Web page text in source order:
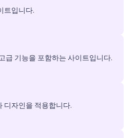
트입니다.
급 기능을 포함하는 사이트입니다.
디자인을 적용합니다.